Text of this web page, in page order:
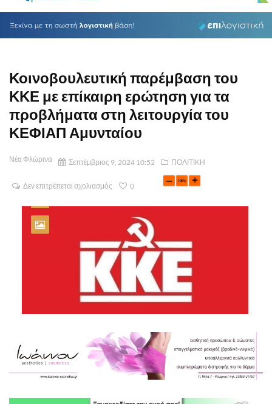
Κοινοβουλευτική παρέμβαση του
ΚΚΕ με επίκαιρη ερώτηση για τα
προβλήματα στη λειτουργία του
ΚΕΦΙΑΠ Αμυνταίου
Νέα Φλώρινα Σεπτέμβριος 9, 2024 10:52 ΠΟΛΙΤΙΚΗ
Δεν επιτρέπεται σχολιασμός 0